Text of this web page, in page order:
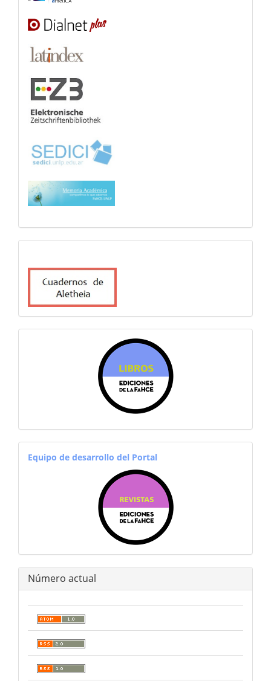
equiporevistas
Equipo de desarrollo del Portal
Número actual